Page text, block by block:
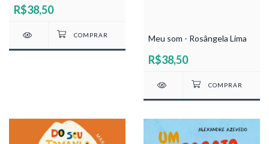
R$38,50
Meu som - Rosângela Lima
R$38,50